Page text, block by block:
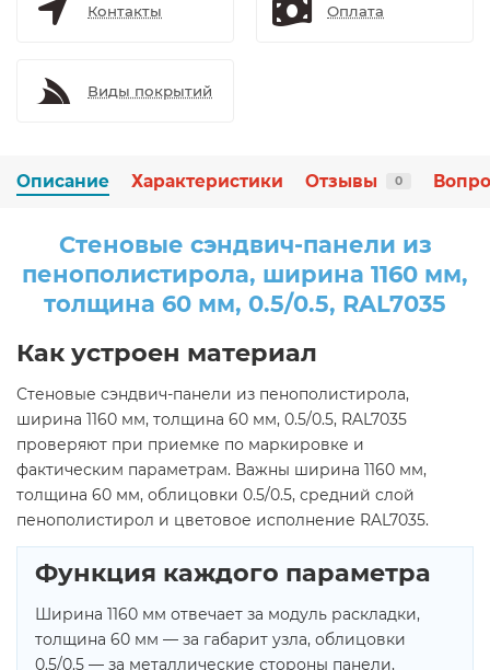
Контакты Оплата
Виды покрытий
Описание Характеристики Отзывы 0
Стеновые сэндвич-панели из
пенополистирола, ширина 1160 мм,
толщина 60 мм, 0.5/0.5, RAL7035
Как устроен материал
Стеновые сэндвич-панели из пенополистирола,
ширина 1160 мм, толщина 60 мм, 0.5/0.5, RAL7035
проверяют при приемке по маркировке и
фактическим параметрам. Важны ширина 1160 мм,
толщина 60 мм, облицовки 0.5/0.5, средний слой
пенополистирол и цветовое исполнение RAL7035.
Функция каждого параметра
Ширина 1160 мм отвечает за модуль раскладки,
толщина 60 мм — за габарит узла, облицовки
0.5/0.5 — за металлические стороны панели,